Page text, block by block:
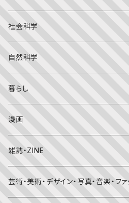
こどものとも年少版
かがくのとも
おはなしプーカ
チャイルドブックアップル（2・3歳～）
日本の絵本
外国の絵本
昔話・民話
日本の昔話・民話
外国の昔話・民話
おばけ・妖怪・こわい絵本
のりもの絵本
知識の本・図鑑
詩・短歌・俳句・ことば
評論
エッセイ・日記
海外文学
社会科学
自然科学
暮らし
食・料理
住まい・インテリア
体・健康
漫画
雑誌・ZINE
雑誌
芸術・美術・デザイン・写真・音楽・フ